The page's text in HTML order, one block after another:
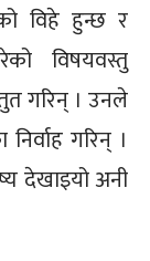
विहे हुन्छ र
विषयवस्तु
गरिन् । उनले
गरिन् ।
देखाइयो अनी